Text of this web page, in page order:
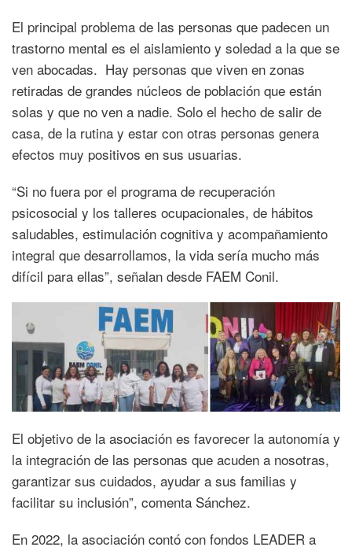
El principal problema de las personas que padecen un
trastorno mental es el aislamiento y soledad a la que se
ven abocadas. Hay personas que viven en zonas
retiradas de grandes núcleos de población que están
solas y que no ven a nadie. Solo el hecho de salir de
casa, de la rutina y estar con otras personas genera
efectos muy positivos en sus usuarias.
“Si no fuera por el programa de recuperación
psicosocial y los talleres ocupacionales, de hábitos
saludables, estimulación cognitiva y acompañamiento
integral que desarrollamos, la vida sería mucho más
difícil para ellas”, señalan desde FAEM Conil.
El objetivo de la asociación es favorecer la autonomía y
la integración de las personas que acuden a nosotras,
garantizar sus cuidados, ayudar a sus familias y
facilitar su inclusión”, comenta Sánchez.
En 2022, la asociación contó con fondos LEADER a